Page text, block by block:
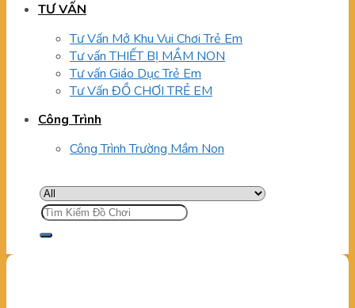
TƯ VẤN
Tư Vấn Mở Khu Vui Chơi Trẻ Em
Tư vấn THIẾT BỊ MẦM NON
Tư vấn Giáo Dục Trẻ Em
Tư Vấn ĐỒ CHƠI TRẺ EM
Công Trình
Công Trình Trường Mầm Non
Tìm
kiếm: